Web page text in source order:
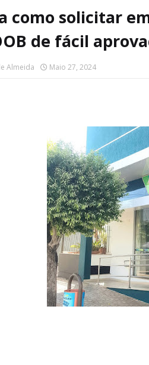
como solicitar
de fácil
Almeida Maio 27, 2024